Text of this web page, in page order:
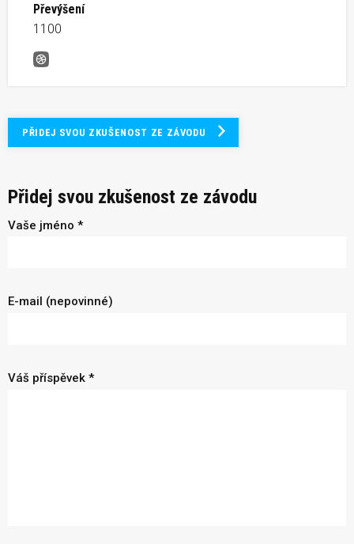
Převýšení
1100
Monte Avena Vertical
PŘIDEJ SVOU ZKUŠENOST ZE ZÁVODU
Přidej svou zkušenost ze závodu
Vaše jméno *
E-mail (nepovinné)
Váš příspěvek *